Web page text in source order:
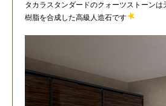
タカラスタンダードのクォーツストーン
樹脂を合成した高級人造石です